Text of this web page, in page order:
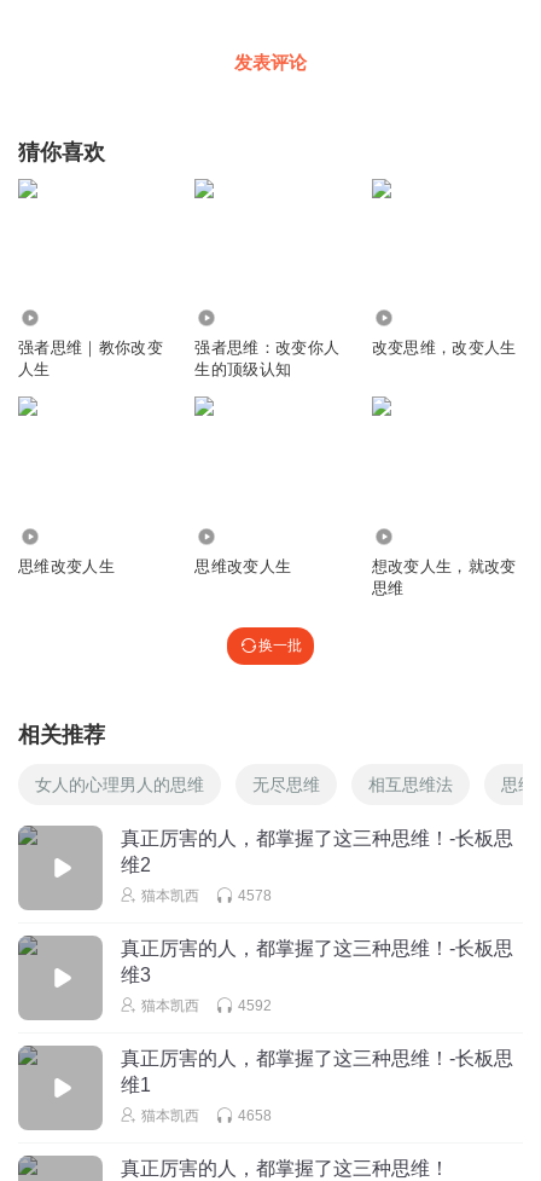
发表评论
猜你喜欢
强者思维｜教你改变
人生
强者思维：改变你人
生的顶级认知
改变思维，改变人生
思维改变人生 思维改变人生
想改变人生，就改变
思维
换一批
相关推荐
女人的心理男人的思维 无尽思维 相互思维法 思维
真正厉害的人，都掌握了这三种思维！-长板思
维2
猫本凯西 4578
真正厉害的人，都掌握了这三种思维！-长板思
维3
猫本凯西 4592
真正厉害的人，都掌握了这三种思维！-长板思
维1
猫本凯西 4658
真正厉害的人，都掌握了这三种思维！